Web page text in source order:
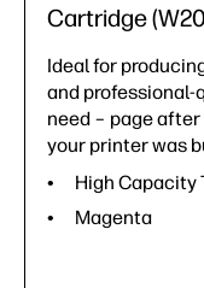
Cartridge
Ideal for
and professional-
need – page
your printer was
High Capacity
Magenta